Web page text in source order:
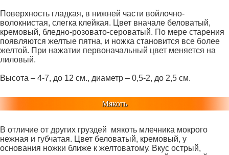
Поверхность гладкая, в нижней части войлочно-
волокнистая, слегка клейкая. Цвет вначале беловатый,
кремовый, бледно-розовато-сероватый. По мере старения
появляются желтые пятна, и ножка становится все более
желтой. При нажатии первоначальный цвет меняется на
лиловый.
Высота – 4-7, до 12 см., диаметр – 0,5-2, до 2,5 см.
Мякоть
В отличие от других груздей мякоть млечника мокрого
нежная и губчатая. Цвет беловатый, кремовый, у
основания ножки ближе к желтоватому. Вкус острый,